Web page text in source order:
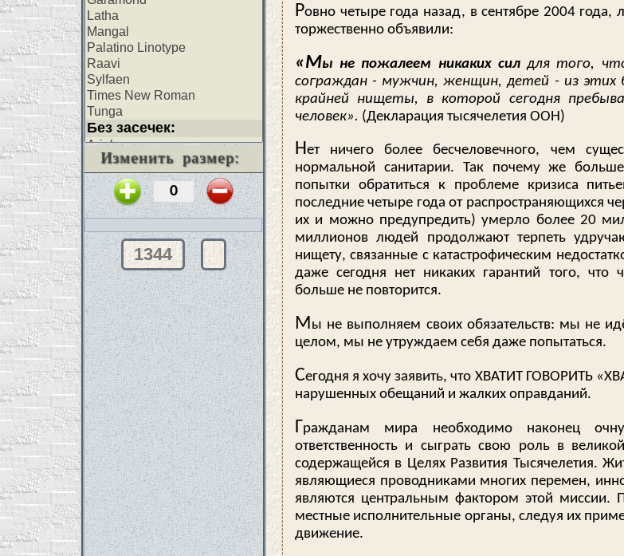
Изменить размер:
1344
Ровно четыре года назад, в сентябре 2004 года,
торжественно объявили:
«Мы не пожалеем никаких силдля того,
сограждан - мужчин, женщин, детей - из этих
крайней нищеты, в которой сегодня
человек». (Декларация тысячелетия ООН)
Нет ничего более бесчеловечного, чем
нормальной санитарии. Так почему же
попытки обратиться к проблеме кризиса
последние четыре года от распространяющихся
их и можно предупредить) умерло более 20
миллионов людей продолжают терпеть
нищету, связанные с катастрофическим
даже сегодня нет никаких гарантий того, что
больше не повторится.
Мы не выполняем своих обязательств: мы не
целом, мы не утруждаем себя даже попытаться.
Сегодня я хочу заявить, что ХВАТИТ ГОВОРИТЬ
нарушенных обещаний и жалких оправданий.
Гражданам мира необходимо наконец
ответственность и сыграть свою роль в
содержащейся в Целях Развития Тысячелетия.
являющиеся проводниками многих перемен,
являются центральным фактором этой миссии.
местные исполнительные органы, следуя их
движение.